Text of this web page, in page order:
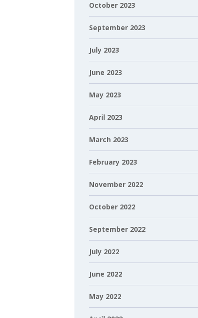
October 2023
September 2023
July 2023
June 2023
May 2023
April 2023
March 2023
February 2023
November 2022
October 2022
September 2022
July 2022
June 2022
May 2022